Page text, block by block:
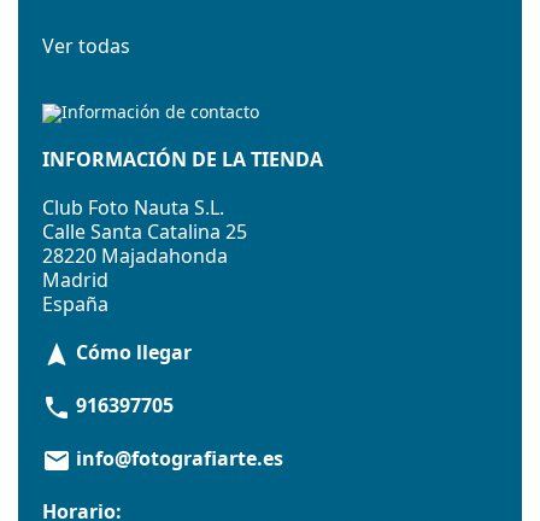
Ver todas
INFORMACIÓN DE LA TIENDA
Club Foto Nauta S.L.
Calle Santa Catalina 25
28220 Majadahonda
Madrid
España
navigation Cómo llegar
phone 916397705
email info@fotografiarte.es
Horario: